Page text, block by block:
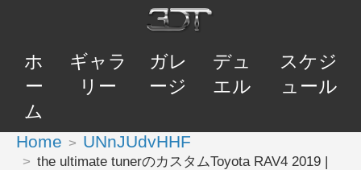
ホ
ー
ム
ギャラ
リー
ガレ
ージ
デュ
エル
スケジ
ュール
Home UNnJUdvHHF
the ultimate tunerのカスタムToyota RAV4 2019 |